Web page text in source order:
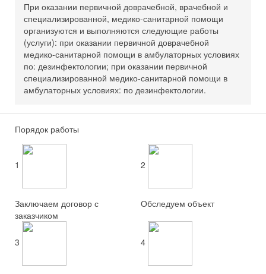
При оказании первичной доврачебной, врачебной и
специализированной, медико-санитарной помощи
организуются и выполняются следующие работы
(услуги): при оказании первичной доврачебной
медико-санитарной помощи в амбулаторных условиях
по: дезинфектологии; при оказании первичной
специализированной медико-санитарной помощи в
амбулаторных условиях: по дезинфектологии.
Порядок работы
1
Заключаем договор с
заказчиком
2
Обследуем объект
3 4